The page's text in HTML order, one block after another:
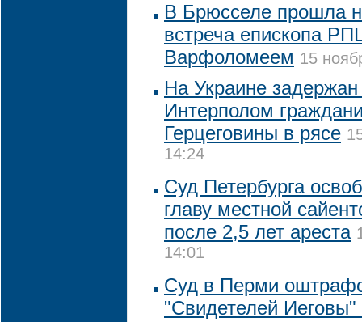
В Брюсселе прошла
встреча епископа
Варфоломеем 15
На Украине
Интерполом
Герцеговины в рясе
14:24
Суд Петербурга
главу местной
после 2,5 лет ареста
14:01
Суд в Перми
"Свидетелей